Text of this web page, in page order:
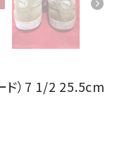
ド）7 1/2 25.5cm